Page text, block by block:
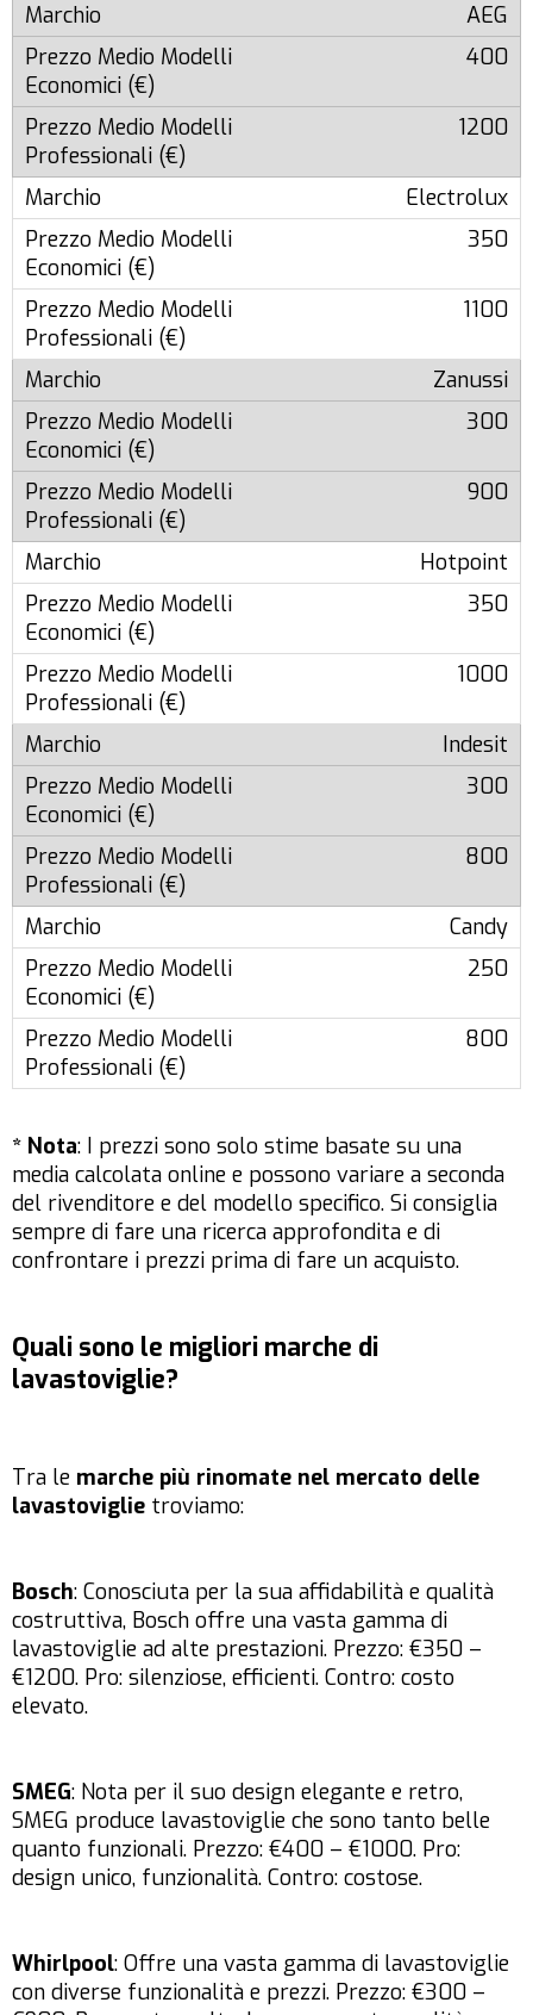
AEG
400
1200
Electrolux
350
1100
Zanussi
300
900
Hotpoint
350
1000
Indesit
300
800
Candy
250
800
* Nota: I prezzi sono solo stime basate su una
media calcolata online e possono variare a seconda
del rivenditore e del modello specifico. Si consiglia
sempre di fare una ricerca approfondita e di
confrontare i prezzi prima di fare un acquisto.
Quali sono le migliori marche di
lavastoviglie?
Tra le marche più rinomate nel mercato delle
lavastoviglie troviamo:
Bosch: Conosciuta per la sua affidabilità e qualità
costruttiva, Bosch offre una vasta gamma di
lavastoviglie ad alte prestazioni. Prezzo: €350 –
€1200. Pro: silenziose, efficienti. Contro: costo
elevato.
SMEG: Nota per il suo design elegante e retro,
SMEG produce lavastoviglie che sono tanto belle
quanto funzionali. Prezzo: €400 – €1000. Pro:
design unico, funzionalità. Contro: costose.
Whirlpool: Offre una vasta gamma di lavastoviglie
con diverse funzionalità e prezzi. Prezzo: €300 –